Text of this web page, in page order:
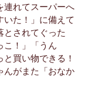
連れてスーパーへ
た！」に備えて
とされてぐった
こ！」「うん
買い物できる！
んがまた「おなか